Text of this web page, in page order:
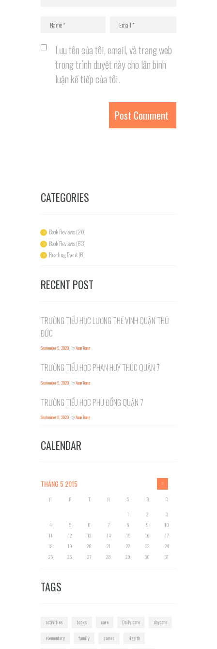
Lưu tên của tôi, email, và trang web
trong trình duyệt này cho lần bình
luận kế tiếp của tôi.
CATEGORIES
Book Reviews(20)
Book Reviews(63)
Reading Event(6)
RECENT POST
TRƯỜNG TIỂU HỌC LƯƠNG THẾ VINH QUẬN THỦ
ĐỨC
September 9, 2020 byXuan Trang
TRƯỜNG TIỂU HỌC PHAN HUY THÚC QUẬN 7
September 9, 2020 byXuan Trang
TRƯỜNG TIỂU HỌC PHÙ ĐỔNG QUẬN 7
September 9, 2020 byXuan Trang
CALENDAR
THÁNG 52015
H B T N S B C
1 2
3
4
5 6 7 8 9
10
11
12 13 14 15 16
17
18
19 20 21 22 23
24
25
26 27 28 29 30 31
TAGS
activities books care Daily care daycare
elementary family games Health